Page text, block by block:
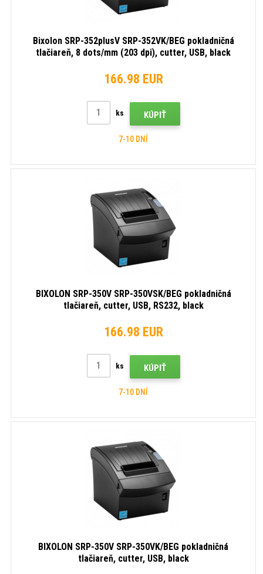
Bixolon SRP-352plusV SRP-352VK/BEG pokladničná
tlačiareň, 8 dots/mm (203 dpi), cutter, USB, black
166.98 EUR
ks KÚPIŤ
7-10 DNÍ
BIXOLON SRP-350V SRP-350VSK/BEG pokladničná
tlačiareň, cutter, USB, RS232, black
166.98 EUR
ks KÚPIŤ
7-10 DNÍ
BIXOLON SRP-350V SRP-350VK/BEG pokladničná
tlačiareň, cutter, USB, black